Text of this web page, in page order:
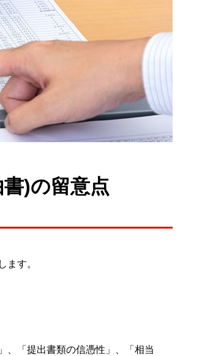
)の留意点
ます。
、「提出書類の信憑性」、「相当